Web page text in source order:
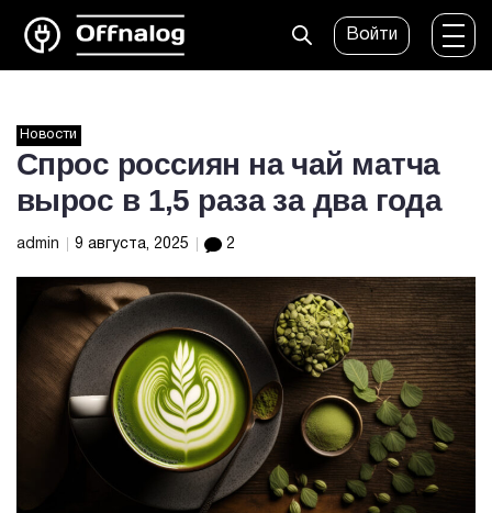
Войти
Новости
Спрос россиян на чай матча
вырос в 1,5 раза за два года
admin 9 августа, 2025 2